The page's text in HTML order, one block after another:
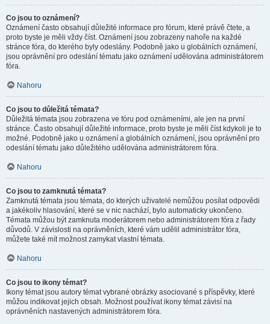
Co jsou to oznámení?
Oznámení často obsahují důležité informace pro fórum, které právě čtete, a
proto byste je měli vždy číst. Oznámení jsou zobrazeny nahoře na každé
stránce fóra, do kterého byly odeslány. Podobně jako u globálních oznámení,
jsou oprávnění pro odeslání tématu jako oznámení udělována administrátorem
fóra.
Nahoru
Co jsou to důležitá témata?
Důležitá témata jsou zobrazena ve fóru pod oznámeními, ale jen na první
stránce. Často obsahují důležité informace, proto byste je měli číst kdykoli je to
možné. Podobně jako u oznámení a globálních oznámení, jsou oprávnění pro
odeslání tématu jako důležitého udělována administrátorem fóra.
Nahoru
Co jsou to zamknutá témata?
Zamknutá témata jsou témata, do kterých uživatelé nemůžou posílat odpovědi
a jakékoliv hlasování, které se v nic nachází, bylo automaticky ukončeno.
Témata můžou být zamknuta moderátorem nebo administrátorem fóra z řady
důvodů. V závislosti na oprávněních, které vám udělil administrátor fóra,
můžete také mít možnost zamykat vlastní témata.
Nahoru
Co jsou to ikony témat?
Ikony témat jsou autory témat vybrané obrázky asociované s příspěvky, které
můžou indikovat jejich obsah. Možnost používat ikony témat závisí na
oprávněních nastavených administrátorem fóra.